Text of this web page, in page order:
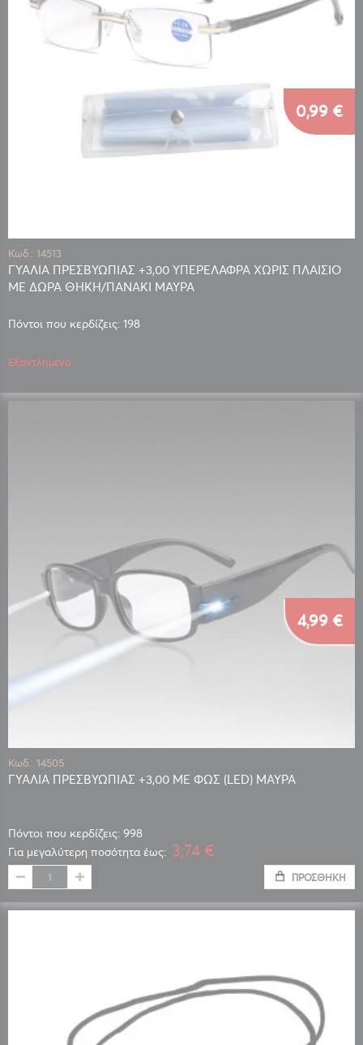
Κωδ.: 14513
ΓΥΑΛΙΑ ΠΡΕΣΒΥΩΠΙΑΣ +3,00 ΥΠΕΡΕΛΑΦΡΑ ΧΩΡΙΣ ΠΛΑΙΣΙΟ
ΜΕ ΔΩΡΑ ΘΗΚΗ/ΠΑΝΑΚΙ ΜΑΥΡΑ
Πόντοι που κερδίζεις: 198
0,99 €
Εξαντλημένο
Κωδ.: 14505
ΓΥΑΛΙΑ ΠΡΕΣΒΥΩΠΙΑΣ +3,00 ΜΕ ΦΩΣ (LED) ΜΑΥΡΑ
Πόντοι που κερδίζεις: 998
4,99 €
Για μεγαλύτερη ποσότητα έως: 3,74 €
ΠΡΟΣΘΉΚΗ